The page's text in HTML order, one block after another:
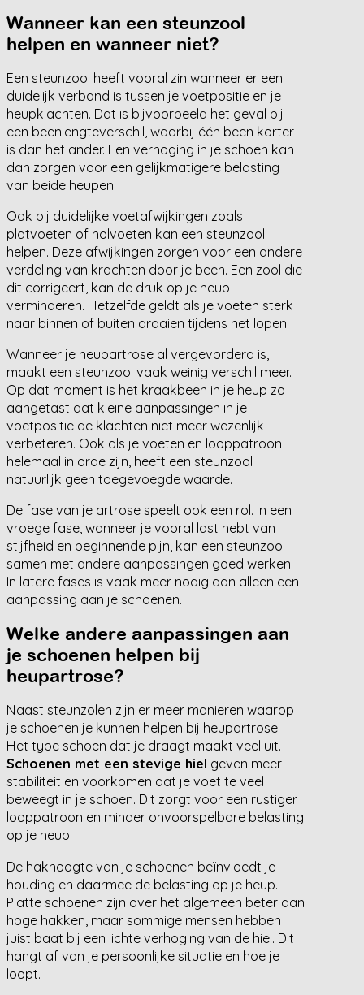
Wanneer kan een steunzool
helpen en wanneer niet?
Een steunzool heeft vooral zin wanneer er een
duidelijk verband is tussen je voetpositie en je
heupklachten. Dat is bijvoorbeeld het geval bij
een beenlengteverschil, waarbij één been korter
is dan het ander. Een verhoging in je schoen kan
dan zorgen voor een gelijkmatigere belasting
van beide heupen.
Ook bij duidelijke voetafwijkingen zoals
platvoeten of holvoeten kan een steunzool
helpen. Deze afwijkingen zorgen voor een andere
verdeling van krachten door je been. Een zool die
dit corrigeert, kan de druk op je heup
verminderen. Hetzelfde geldt als je voeten sterk
naar binnen of buiten draaien tijdens het lopen.
Wanneer je heupartrose al vergevorderd is,
maakt een steunzool vaak weinig verschil meer.
Op dat moment is het kraakbeen in je heup zo
aangetast dat kleine aanpassingen in je
voetpositie de klachten niet meer wezenlijk
verbeteren. Ook als je voeten en looppatroon
helemaal in orde zijn, heeft een steunzool
natuurlijk geen toegevoegde waarde.
De fase van je artrose speelt ook een rol. In een
vroege fase, wanneer je vooral last hebt van
stijfheid en beginnende pijn, kan een steunzool
samen met andere aanpassingen goed werken.
In latere fases is vaak meer nodig dan alleen een
aanpassing aan je schoenen.
Welke andere aanpassingen aan
je schoenen helpen bij
heupartrose?
Naast steunzolen zijn er meer manieren waarop
je schoenen je kunnen helpen bij heupartrose.
Het type schoen dat je draagt maakt veel uit.
Schoenen met een stevige hiel geven meer
stabiliteit en voorkomen dat je voet te veel
beweegt in je schoen. Dit zorgt voor een rustiger
looppatroon en minder onvoorspelbare belasting
op je heup.
De hakhoogte van je schoenen beïnvloedt je
houding en daarmee de belasting op je heup.
Platte schoenen zijn over het algemeen beter dan
hoge hakken, maar sommige mensen hebben
juist baat bij een lichte verhoging van de hiel. Dit
hangt af van je persoonlijke situatie en hoe je
loopt.